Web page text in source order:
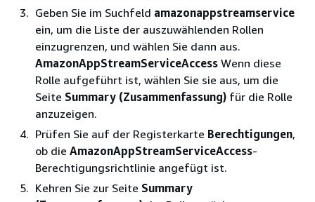
Geben Sie im Suchfeld amazonappstreamservice
ein, um die Liste der auszuwählenden Rollen
einzugrenzen, und wählen Sie dann aus.
AmazonAppStreamServiceAccess Wenn diese
Rolle aufgeführt ist, wählen Sie sie aus, um die
Seite Summary (Zusammenfassung) für die Rolle
anzuzeigen.
Prüfen Sie auf der Registerkarte Berechtigungen,
ob die AmazonAppStreamServiceAccess-
Berechtigungsrichtlinie angefügt ist.
Kehren Sie zur Seite Summary